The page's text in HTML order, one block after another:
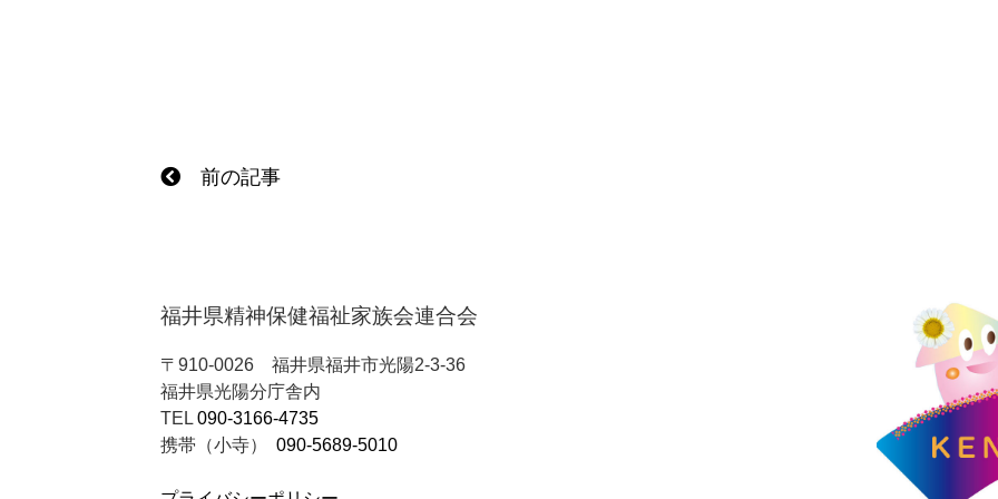
前の記事
福井県精神保健福祉家族会連合会
〒910-0026 福井県福井市光陽2-3-36
福井県光陽分庁舎内
TEL 090-3166-4735
携帯（小寺） 090-5689-5010